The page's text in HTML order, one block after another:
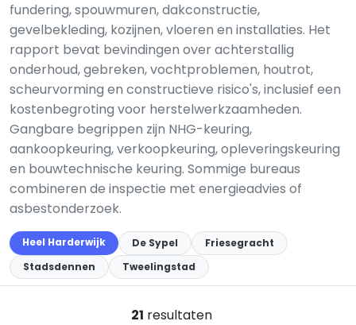
fundering, spouwmuren, dakconstructie,
gevelbekleding, kozijnen, vloeren en installaties. Het
rapport bevat bevindingen over achterstallig
onderhoud, gebreken, vochtproblemen, houtrot,
scheurvorming en constructieve risico's, inclusief een
kostenbegroting voor herstelwerkzaamheden.
Gangbare begrippen zijn NHG-keuring,
aankoopkeuring, verkoopkeuring, opleveringskeuring
en bouwtechnische keuring. Sommige bureaus
combineren de inspectie met energieadvies of
asbestonderzoek.
Heel Harderwijk De Sypel
Friesegracht
Stadsdennen
Tweelingstad
21 resultaten